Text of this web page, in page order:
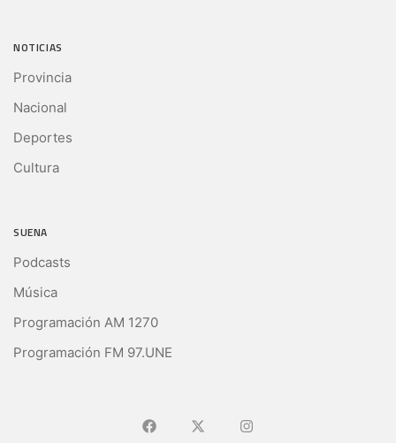
NOTICIAS
Provincia
Nacional
Deportes
Cultura
SUENA
Podcasts
Música
Programación AM 1270
Programación FM 97.UNE
Ir a FacebookIr a X (Ex-Twitter)
Ir a